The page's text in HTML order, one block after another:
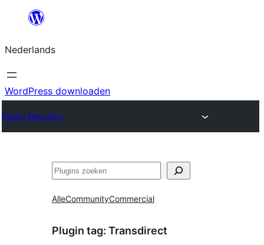
de
inhoud
Nederlands
WordPress downloaden
Plugin Directory
Zoeken
AlleCommunityCommercial
Plugin tag: Transdirect